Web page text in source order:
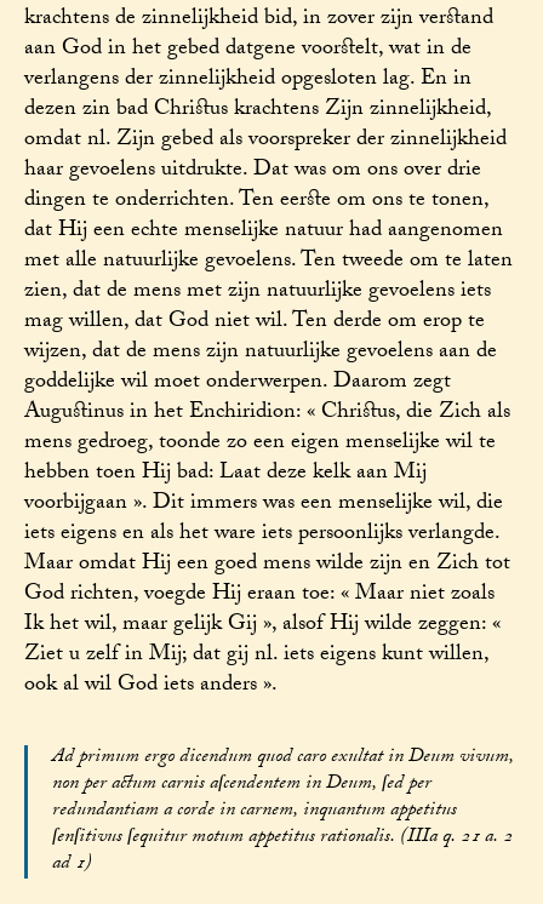
krachtens de zinnelijkheid bid, in zover zijn verstand
aan God in het gebed datgene voorstelt, wat in de
verlangens der zinnelijkheid opgesloten lag. En in
dezen zin bad Christus krachtens Zijn zinnelijkheid,
omdat nl. Zijn gebed als voorspreker der zinnelijkheid
haar gevoelens uitdrukte. Dat was om ons over drie
dingen te onderrichten. Ten eerste om ons te tonen,
dat Hij een echte menselijke natuur had aangenomen
met alle natuurlijke gevoelens. Ten tweede om te laten
zien, dat de mens met zijn natuurlijke gevoelens iets
mag willen, dat God niet wil. Ten derde om erop te
wijzen, dat de mens zijn natuurlijke gevoelens aan de
goddelijke wil moet onderwerpen. Daarom zegt
Augustinus in het Enchiridion: « Christus, die Zich als
mens gedroeg, toonde zo een eigen menselijke wil te
hebben toen Hij bad: Laat deze kelk aan Mij
voorbijgaan ». Dit immers was een menselijke wil, die
iets eigens en als het ware iets persoonlijks verlangde.
Maar omdat Hij een goed mens wilde zijn en Zich tot
God richten, voegde Hij eraan toe: « Maar niet zoals
Ik het wil, maar gelijk Gij », alsof Hij wilde zeggen: «
Ziet u zelf in Mij; dat gij nl. iets eigens kunt willen,
ook al wil God iets anders ».
Ad primum ergo dicendum quod caro exultat in Deum vivum,
non per actum carnis aſcendentem in Deum, ſed per
redundantiam a corde in carnem, inquantum appetitus
ſenſitivus ſequitur motum appetitus rationalis. (IIIa q. 21 a. 2
ad 1)